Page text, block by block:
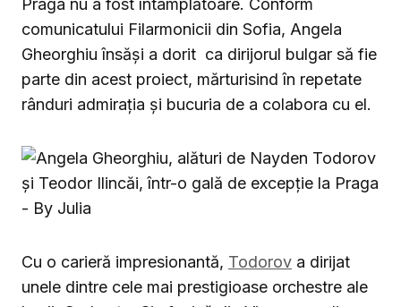
Praga nu a fost întâmplătoare. Conform
comunicatului Filarmonicii din Sofia, Angela
Gheorghiu însăși a dorit ca dirijorul bulgar să fie
parte din acest proiect, mărturisind în repetate
rânduri admirația și bucuria de a colabora cu el.
Cu o carieră impresionantă, Todorov a dirijat
unele dintre cele mai prestigioase orchestre ale